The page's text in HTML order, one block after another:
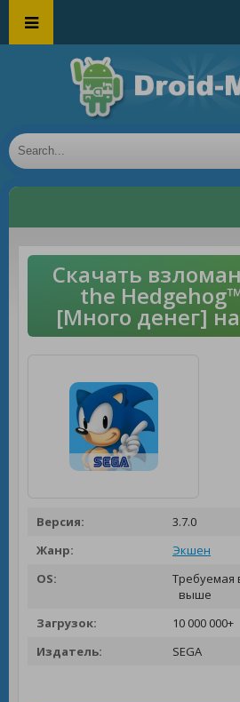
Скачать
the
[Много денег]
Версия:
3.7.0
Жанр:
Экшен
OS:
Требуемая
выше
Загрузок:
10 000 000+
Издатель:
SEGA